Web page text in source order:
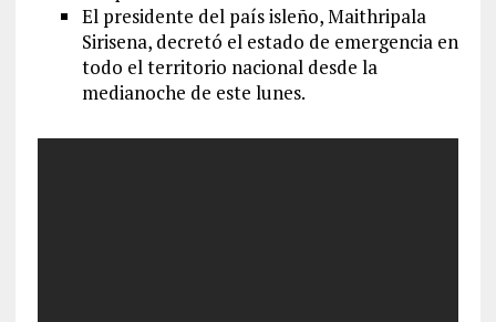
El presidente del país isleño, Maithripala
Sirisena, decretó el estado de emergencia en
todo el territorio nacional desde la
medianoche de este lunes.